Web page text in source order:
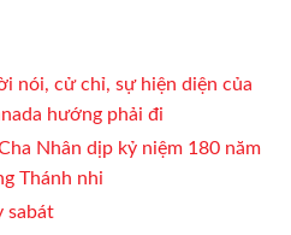
nói, cử chỉ, sự hiện diện của
hướng phải đi
Nhân dịp kỷ niệm 180 năm
Thánh nhi
sabát